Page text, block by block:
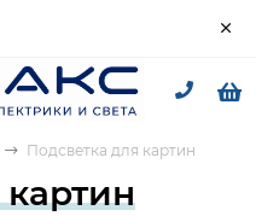
Подсветка для картин